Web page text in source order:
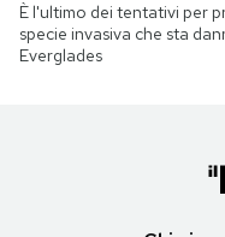
È l'ultimo dei tentativi per
specie invasiva che sta
Everglades